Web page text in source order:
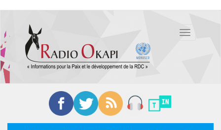
contenu
principal
Toggle